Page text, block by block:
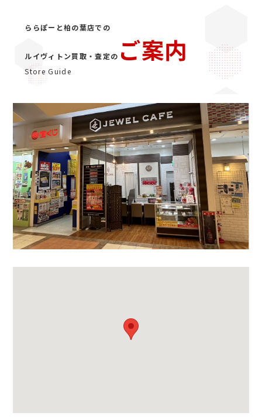
ららぽーと柏の葉店での
ルイヴィトン買取・査定の ご案内
Store Guide